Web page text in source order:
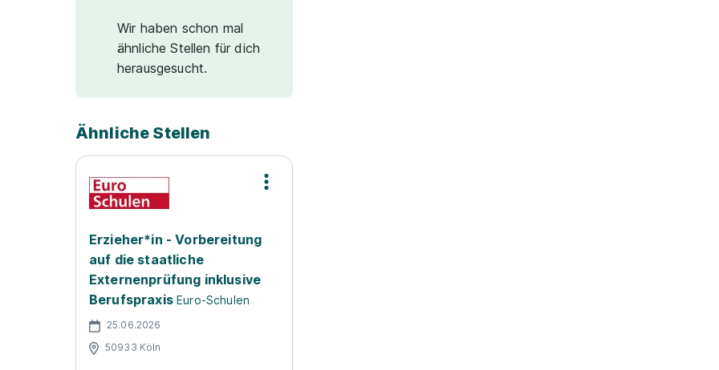
Wir haben schon mal
ähnliche Stellen für dich
herausgesucht.
Ähnliche Stellen
Erzieher*in - Vorbereitung
auf die staatliche
Externenprüfung inklusive
Berufspraxis Euro-Schulen
25.06.2026
50933 Köln